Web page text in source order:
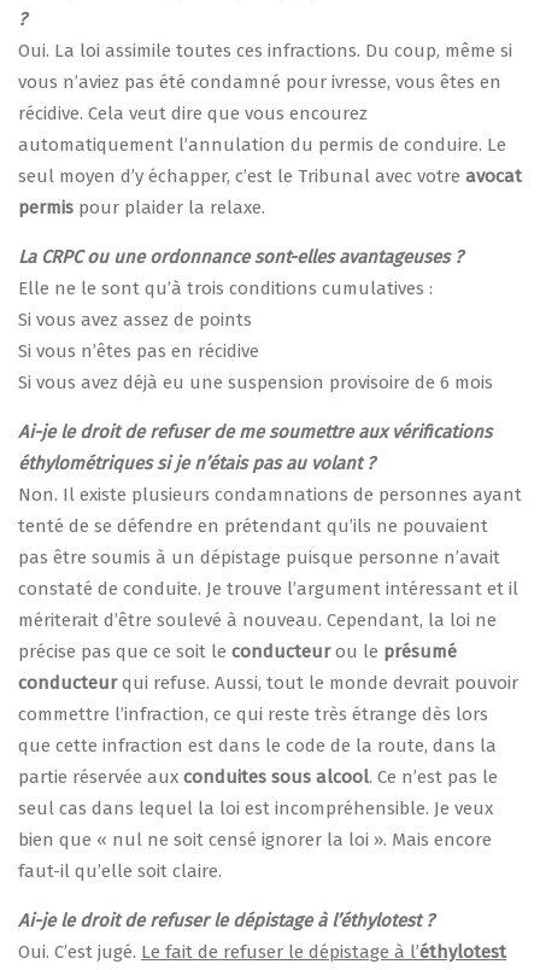
?
Oui. La loi assimile toutes ces infractions. Du coup, même si
vous n’aviez pas été condamné pour ivresse, vous êtes en
récidive. Cela veut dire que vous encourez
automatiquement l’annulation du permis de conduire. Le
seul moyen d’y échapper, c’est le Tribunal avec votre avocat
permis pour plaider la relaxe.
La CRPC ou une ordonnance sont-elles avantageuses ?
Elle ne le sont qu’à trois conditions cumulatives :
Si vous avez assez de points
Si vous n’êtes pas en récidive
Si vous avez déjà eu une suspension provisoire de 6 mois
Ai-je le droit de refuser de me soumettre aux vérifications
éthylométriques si je n’étais pas au volant ?
Non. Il existe plusieurs condamnations de personnes ayant
tenté de se défendre en prétendant qu’ils ne pouvaient
pas être soumis à un dépistage puisque personne n’avait
constaté de conduite. Je trouve l’argument intéressant et il
mériterait d’être soulevé à nouveau. Cependant, la loi ne
précise pas que ce soit le conducteurou le présumé
conducteurqui refuse. Aussi, tout le monde devrait pouvoir
commettre l’infraction, ce qui reste très étrange dès lors
que cette infraction est dans le code de la route, dans la
partie réservée aux conduites sous alcool. Ce n’est pas le
seul cas dans lequel la loi est incompréhensible. Je veux
bien que « nul ne soit censé ignorer la loi ». Mais encore
faut-il qu’elle soit claire.
Ai-je le droit de refuser le dépistage à l’éthylotest ?
Oui. C’est jugé. Le fait de refuser le dépistage à l’éthylotest